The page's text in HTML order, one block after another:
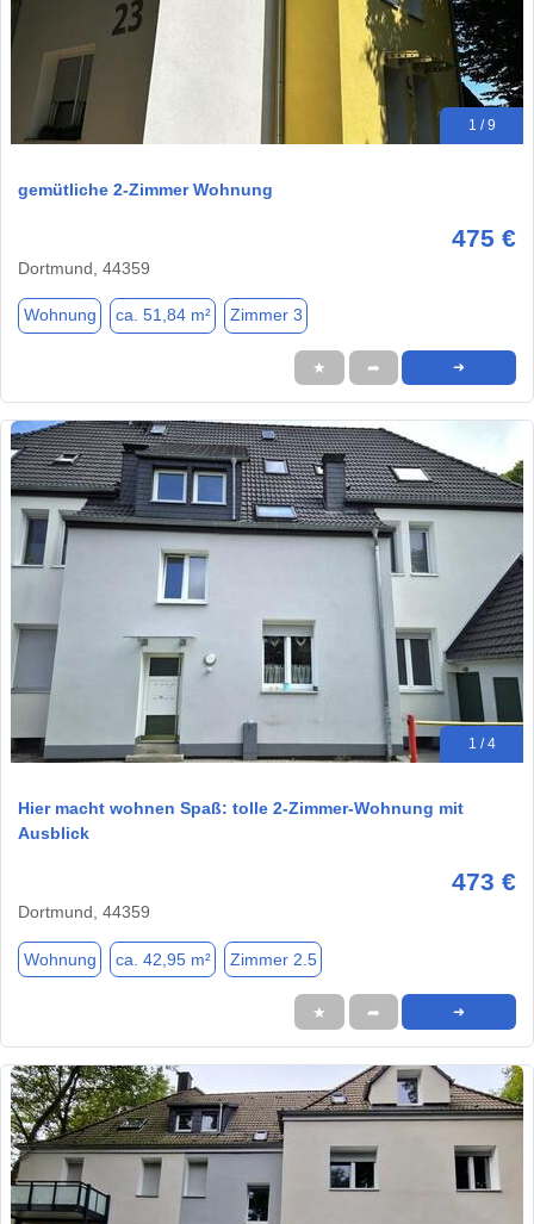
1 / 9
gemütliche 2-Zimmer Wohnung
475 €
Dortmund, 44359
Wohnung ca. 51,84 m² Zimmer 3
★ ➦ ➜
1 / 4
Hier macht wohnen Spaß: tolle 2-Zimmer-Wohnung mit
Ausblick
473 €
Dortmund, 44359
Wohnung ca. 42,95 m² Zimmer 2.5
★ ➦ ➜